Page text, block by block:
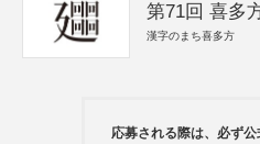
第71回 喜多
漢字のまち喜多方
応募される際は、必ず